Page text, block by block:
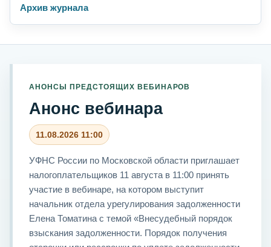
Архив журнала
АНОНСЫ ПРЕДСТОЯЩИХ ВЕБИНАРОВ
Анонс вебинара
11.08.2026 11:00
УФНС России по Московской области приглашает
налогоплательщиков 11 августа в 11:00 принять
участие в вебинаре, на котором выступит
начальник отдела урегулирования задолженности
Елена Томатина с темой «Внесудебный порядок
взыскания задолженности. Порядок получения